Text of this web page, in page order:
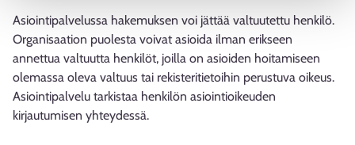
Asiointipalvelussa hakemuksen voi jättää valtuutettu henkilö.
Organisaation puolesta voivat asioida ilman erikseen
annettua valtuutta henkilöt, joilla on asioiden hoitamiseen
olemassa oleva valtuus tai rekisteritietoihin perustuva oikeus.
Asiointipalvelu tarkistaa henkilön asiointioikeuden
kirjautumisen yhteydessä.